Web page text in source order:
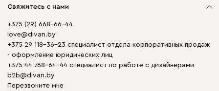
Свяжитесь с нами
+375 (29) 668-66-44
love@divan.by
+375 29 118-36-23 специалист отдела корпоративных продаж
- оформление юридических лиц
+375 44 768-64-44 специалист по работе с дизайнерами
b2b@divan.by
Перезвоните мне